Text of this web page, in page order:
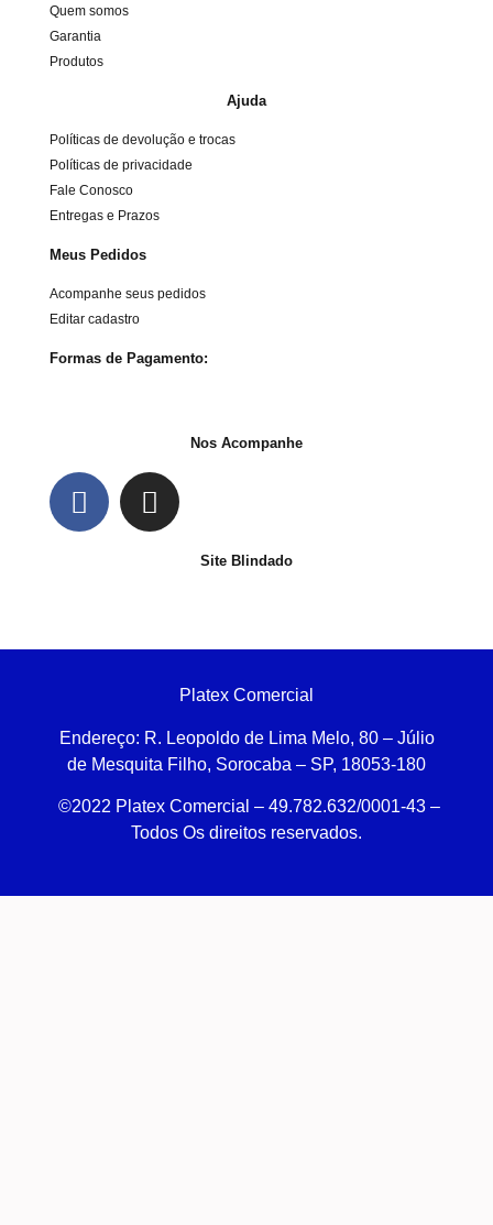
Quem somos
Garantia
Produtos
Ajuda
Políticas de devolução e trocas
Políticas de privacidade
Fale Conosco
Entregas e Prazos
Meus Pedidos
Acompanhe seus pedidos
Editar cadastro
Formas de Pagamento:
Nos Acompanhe
Site Blindado
Platex Comercial
Endereço: R. Leopoldo de Lima Melo, 80 – Júlio
de Mesquita Filho, Sorocaba – SP, 18053-180
©2022 Platex Comercial – 49.782.632/0001-43 –
Todos Os direitos reservados.